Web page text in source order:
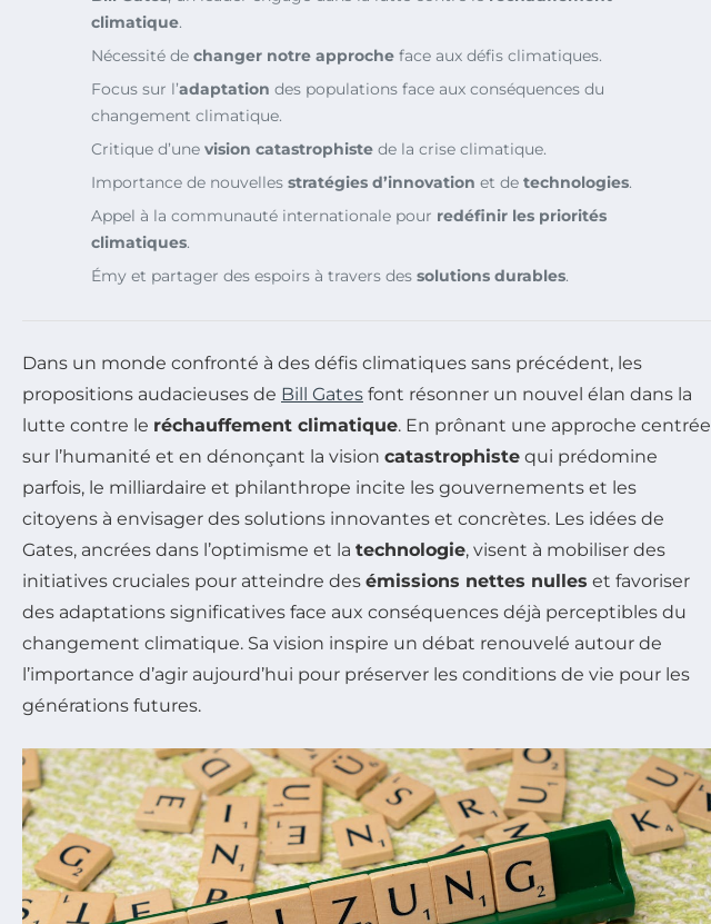
climatique.
Nécessité de changer notre approche face aux défis climatiques.
Focus sur l’adaptation des populations face aux conséquences du
changement climatique.
Critique d’une vision catastrophiste de la crise climatique.
Importance de nouvelles stratégies d’innovation et de technologies.
Appel à la communauté internationale pour redéfinir les priorités
climatiques.
Émy et partager des espoirs à travers des solutions durables.
Dans un monde confronté à des défis climatiques sans précédent, les
propositions audacieuses de Bill Gates font résonner un nouvel élan dans la
lutte contre le réchauffement climatique. En prônant une approche centrée
sur l’humanité et en dénonçant la vision catastrophiste qui prédomine
parfois, le milliardaire et philanthrope incite les gouvernements et les
citoyens à envisager des solutions innovantes et concrètes. Les idées de
Gates, ancrées dans l’optimisme et la technologie, visent à mobiliser des
initiatives cruciales pour atteindre des émissions nettes nulles et favoriser
des adaptations significatives face aux conséquences déjà perceptibles du
changement climatique. Sa vision inspire un débat renouvelé autour de
l’importance d’agir aujourd’hui pour préserver les conditions de vie pour les
générations futures.